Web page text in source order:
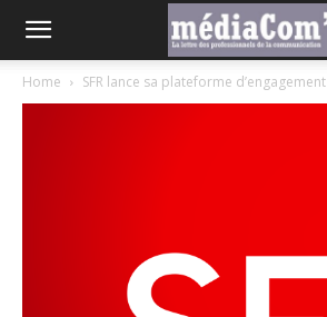
Home SFR lance sa plateforme d’engagement